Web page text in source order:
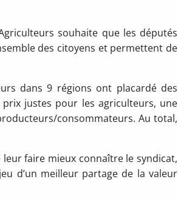
souhaite que les députés
des citoyens et permettent de
dans 9 régions ont placardé des
justes pour les agriculteurs, une
consommateurs. Au total,
faire mieux connaître le syndicat,
d’un meilleur partage de la valeur